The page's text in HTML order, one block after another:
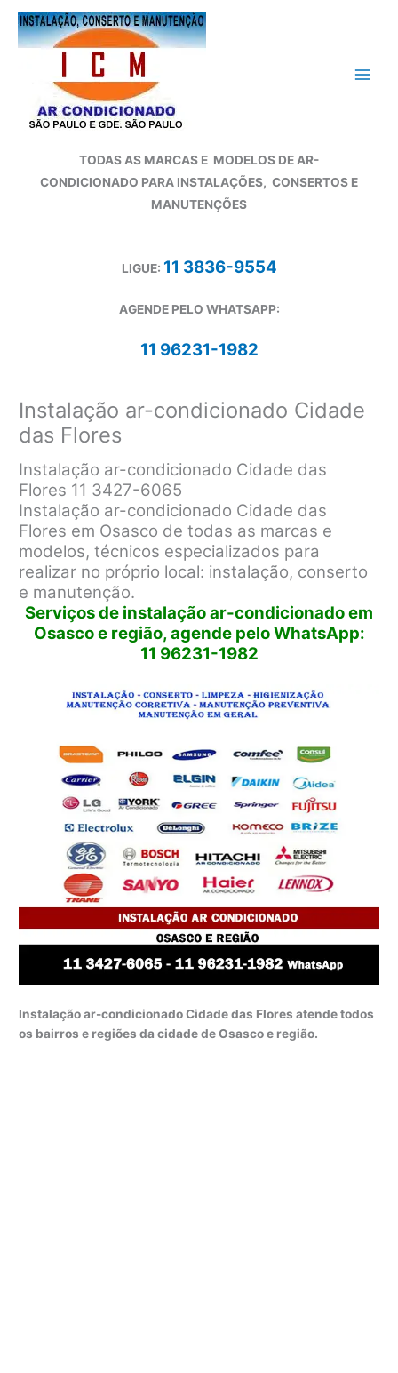
para
TODAS AS MARCAS E MODELOS DE AR-
CONDICIONADO PARA INSTALAÇÕES, CONSERTOS E
MANUTENÇÕES
LIGUE: 11 3836-9554
AGENDE PELO WHATSAPP:
11 96231-1982
Instalação ar-condicionado Cidade
das Flores
Instalação ar-condicionado Cidade das
Flores 11 3427-6065
Instalação ar-condicionado Cidade das
Flores em Osasco de todas as marcas e
modelos, técnicos especializados para
realizar no próprio local: instalação, conserto
e manutenção.
Serviços de instalação ar-condicionado em
Osasco e região, agende pelo WhatsApp:
11 96231-1982
Instalação ar-condicionado Cidade das Flores atende todos
os bairros e regiões da cidade de Osasco e região.